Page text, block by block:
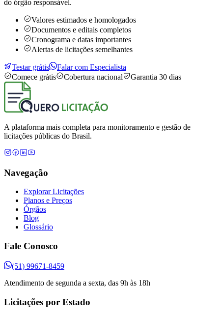
do órgão responsável.
Valores estimados e homologados
Documentos e editais completos
Cronograma e datas importantes
Alertas de licitações semelhantes
Testar grátis
Falar com Especialista
Comece grátis
Cobertura nacional Garantia 30 dias
A plataforma mais completa para monitoramento e gestão de
licitações públicas do Brasil.
Navegação
Explorar Licitações
Planos e Preços
Órgãos
Blog
Glossário
Fale Conosco
(51) 99671-8459
Atendimento de segunda a sexta, das 9h às 18h
Licitações por Estado